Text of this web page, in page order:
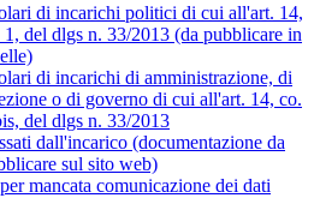
di incarichi politici di cui all'art. 14,
1, del dlgs n. 33/2013 (da pubblicare in
di incarichi di amministrazione, di
o di governo di cui all'art. 14, co.
del dlgs n. 33/2013
dall'incarico (documentazione da
sul sito web)
mancata comunicazione dei dati